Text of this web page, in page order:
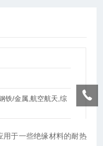
铁/金属,航空航天,综
用于一些绝缘材料的耐热